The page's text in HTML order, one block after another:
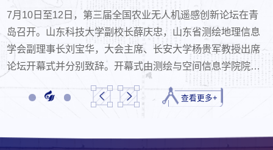
7月14日，校党委常委、副校长阳凡林围绕“深刻把握正确政
绩观的内涵要求 切实扛牢立德树人使命担当”主题，为测绘学
院自然资源部海洋测绘重点实验室党支部全体党员讲授学习
教育专题党课。会上，阳凡林结合习近平总书记关于树立和
践行正确政绩观的重要论述开展专题解读。他强调，树立和
践行正确政绩观，是党员干部履职尽责、干事创业的根本遵
7月10日至12日，第三届全国农业无人机遥感创新论坛在青
岛召开。山东科技大学副校长薛庆忠，山东省测绘地理信息
学会副理事长刘宝华，大会主席、长安大学杨贵军教授出席
论坛开幕式并分别致辞。开幕式由测绘与空间信息学院院长
涂锐主持。本次论坛由山东科技大学、北京市农林科学院、
长安大学联合主办，中国农村技术开发中心、国家农业信息
业大学马韫教授，桂林理工大学副院长岳涛、塔里木大学副
院长张楠楠、山西大同大学副院长韩亮应邀参会，我院院长
涂锐、副院长李振海及教师代表参会研讨。涂锐围绕学院中
长期发展、学科交叉融合思路作交流。李振海介绍学院办学
沿革、学科布局、科研平台与育人成果。马韫、岳涛、张楠
楠、韩亮分别分享各校学科发展、专业特色、实验室建设、
人才引育、工程专业认证等实践经验。...
查看更多+